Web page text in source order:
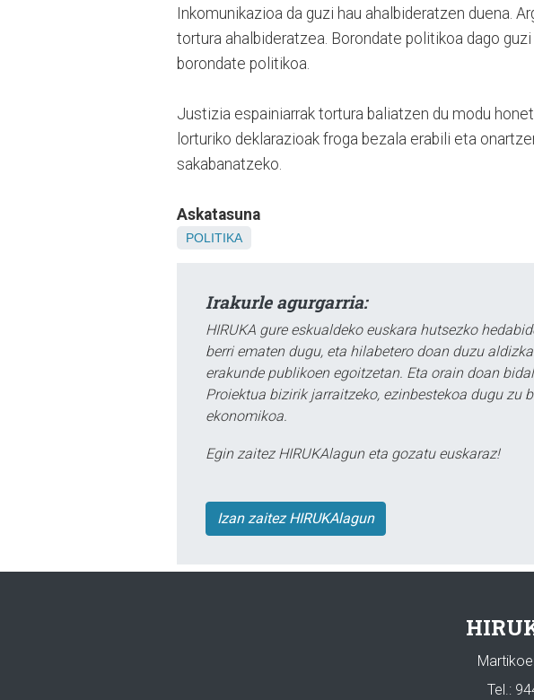
Inkomunikazioa da guzi hau ahalbideratzen duena.
tortura ahalbideratzea. Borondate politikoa dago
borondate politikoa.
Justizia espainiarrak tortura baliatzen du modu
lorturiko deklarazioak froga bezala erabili eta
sakabanatzeko.
Askatasuna
POLITIKA
Irakurle agurgarria:
HIRUKA gure eskualdeko euskara hutsezko
berri ematen dugu, eta hilabetero doan duzu
erakunde publikoen egoitzetan. Eta orain doan
Proiektua bizirik jarraitzeko, ezinbestekoa dugu zu
ekonomikoa.
Egin zaitez HIRUKAlagun eta gozatu euskaraz!
Izan zaitez HIRUKAlagun
Tel.: